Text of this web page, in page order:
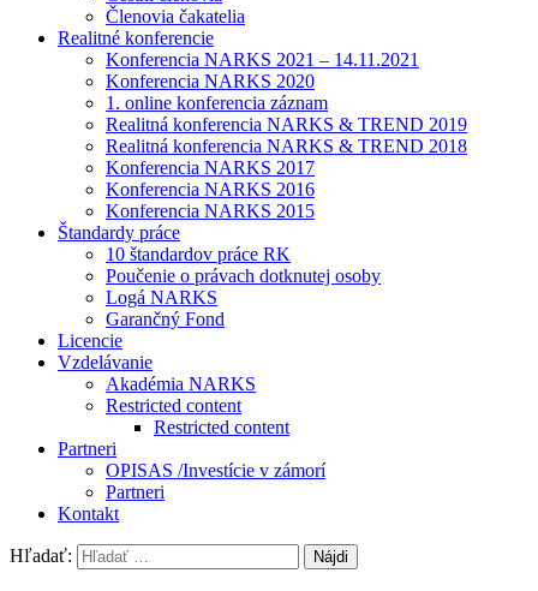
Členovia čakatelia
Realitné konferencie
Konferencia NARKS 2021 – 14.11.2021
Konferencia NARKS 2020
1. online konferencia záznam
Realitná konferencia NARKS & TREND 2019
Realitná konferencia NARKS & TREND 2018
Konferencia NARKS 2017
Konferencia NARKS 2016
Konferencia NARKS 2015
Štandardy práce
10 štandardov práce RK
Poučenie o právach dotknutej osoby
Logá NARKS
Garančný Fond
Licencie
Vzdelávanie
Akadémia NARKS
Restricted content
Restricted content
Partneri
OPISAS /Investície v zámorí
Partneri
Kontakt
Hľadať: